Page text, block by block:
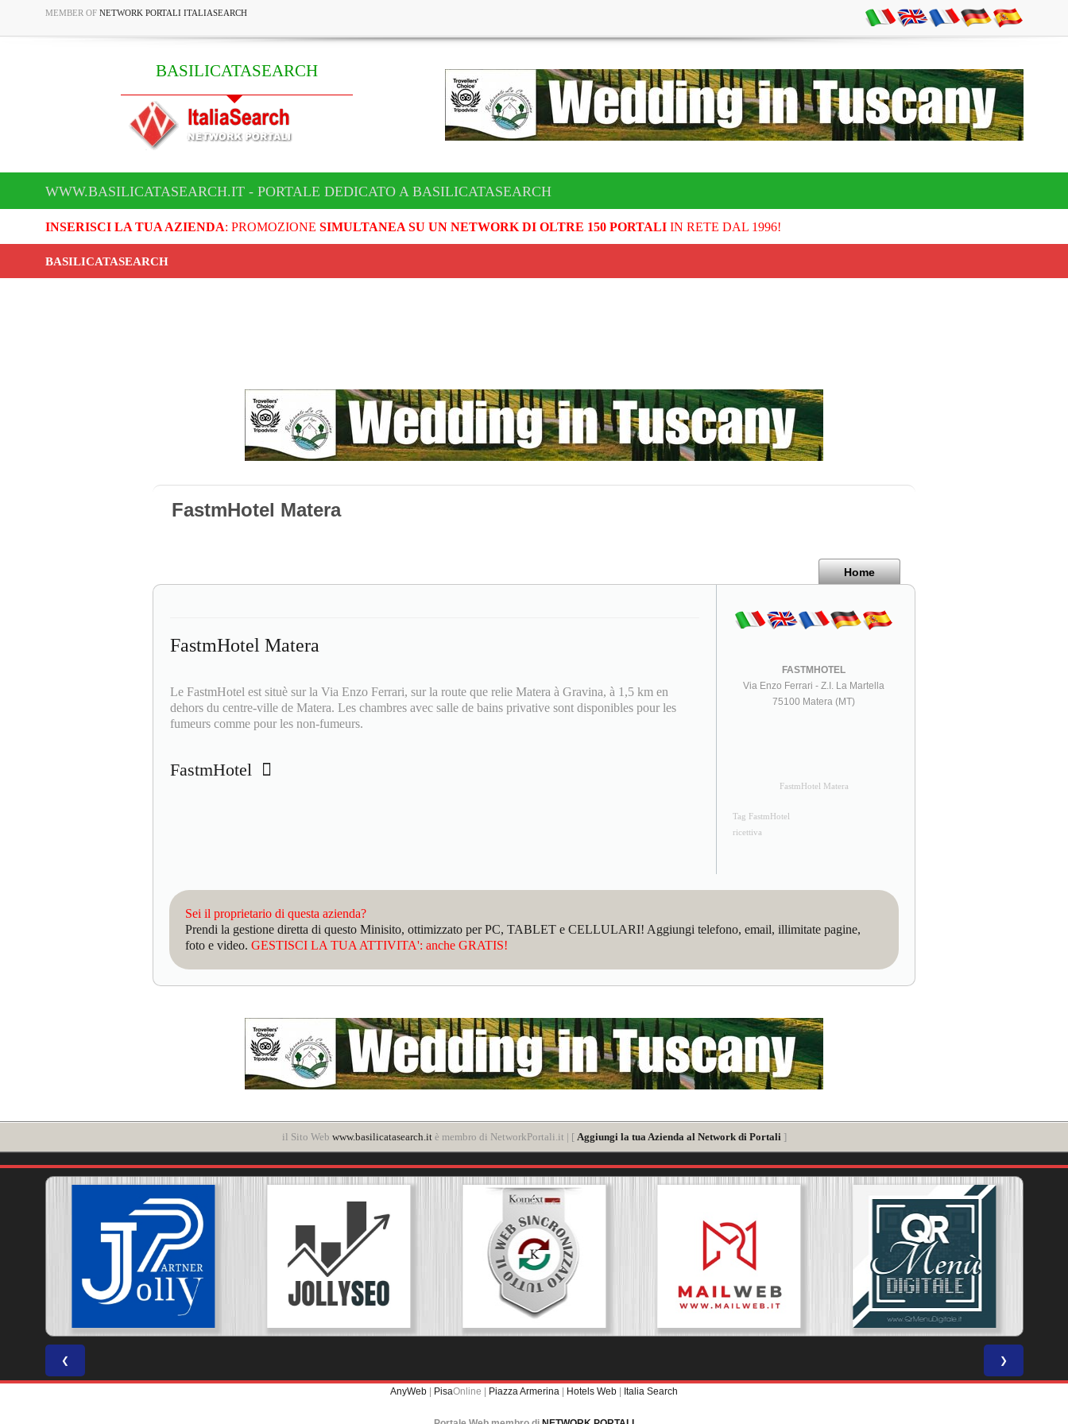
MEMBER OF NETWORK PORTALI ITALIASEARCH
BASILICATASEARCH
WWW.BASILICATASEARCH.IT - PORTALE DEDICATO A BASILICATASEARCH
INSERISCI LA TUA AZIENDA: PROMOZIONE SIMULTANEA SU UN NETWORK DI OLTRE 150 PORTALIIN RETE DAL 1996!
BASILICATASEARCH
FastmHotel Matera
Home
FastmHotel Matera
Le FastmHotel est situè sur la Via Enzo Ferrari, sur la route que relie Matera à Gravina, à 1,5 km en
dehors du centre-ville de Matera. Les chambres avec salle de bains privative sont disponibles pour les
fumeurs comme pour les non-fumeurs.
FastmHotel
FASTMHOTEL
Via Enzo Ferrari - Z.I. La Martella
75100 Matera (MT)
FastmHotel Matera
Tag FastmHotel
ricettiva
Sei il proprietario di questa azienda?
Prendi la gestione diretta di questo Minisito, ottimizzato per PC, TABLET e CELLULARI! Aggiungi telefono, email, illimitate pagine,
foto e video. GESTISCI LA TUA ATTIVITA': anche GRATIS!
il Sito Web www.basilicatasearch.itè membro di NetworkPortali.it | [ Aggiungi la tua Azienda al Network di Portali ]
❮ ❯
AnyWeb | PisaOnline | Piazza Armerina | Hotels Web | Italia Search